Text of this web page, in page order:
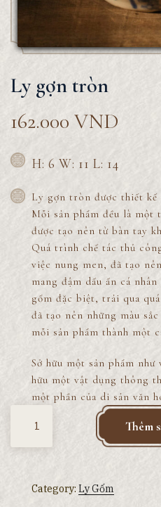
Ly gợn tròn
162.000 VND
H: 6 W: 11 L: 14
Ly gợn tròn được thiết kế
Mỗi sản phẩm đều là một
được tạo nên từ bàn tay
Quá trình chế tác thủ
việc nung men, đã tạo
mang đậm dấu ấn cá
gốm đặc biệt, trải qua
đã tạo nên những màu
mỗi sản phẩm thành một
Sở hữu một sản phẩm
hữu một vật dụng thông
một phần của di sản văn
Thêm
Category: Ly Gốm